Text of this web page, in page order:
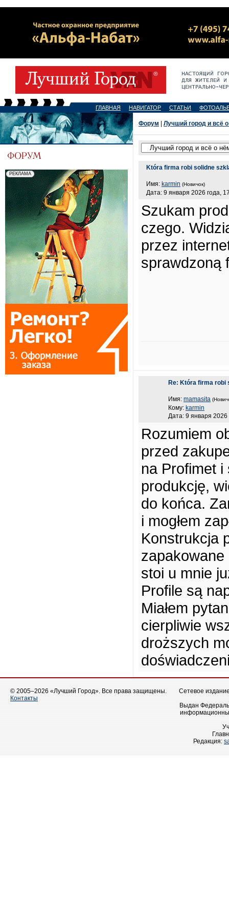
ГЛАВНАЯ НАВИГАТОР СТАТЬИ
Форум Лучший город и всё
Która firma robi solidne
Имя: karmin (Новичок)
Дата: 9 января 2026 года,
Szukam
czego.
przez
sprawdzoną
Re: Która firma robi
Имя: mamasita
Кому: karmin
Дата: 9 января 2026
Rozumiem
przed
na Profimet
produkcję,
do końca.
i mogłem
Konstrukcja
stoi u mnie
Profile są
Miałem
cierpliwie
droższych
© 2005–2026 «Лучший Город». Все права защищены.
Контакты
Сетевое
Выдан
Редакция: